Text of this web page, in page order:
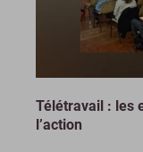
Télétravail : les
l’action